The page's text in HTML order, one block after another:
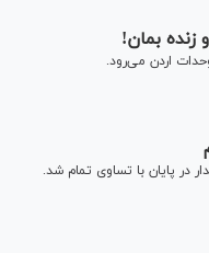
زنده بمان!